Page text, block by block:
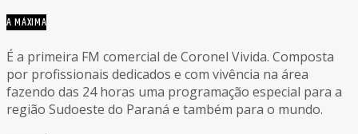
A MÁXIMA
É a primeira FM comercial de Coronel Vivida. Composta
por profissionais dedicados e com vivência na área
fazendo das 24 horas uma programação especial para a
região Sudoeste do Paraná e também para o mundo.